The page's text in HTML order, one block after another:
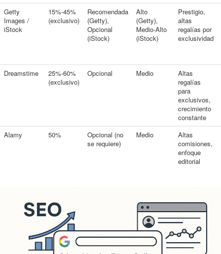
Getty
Images /
iStock
15%-45%
(exclusivo)
Recomendada
(Getty),
Opcional
(iStock)
Alto
(Getty),
Medio-Alto
(iStock)
Prestigio,
altas
regalías por
exclusividad
Dreamstime
25%-60%
(exclusivo)
Opcional Medio
Altas
regalías
para
exclusivos,
crecimiento
constante
Alamy
50%
Opcional (no
se requiere)
Medio
Altas
comisiones,
enfoque
editorial